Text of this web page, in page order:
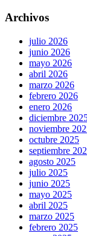
Archivos
julio 2026
junio 2026
mayo 2026
abril 2026
marzo 2026
febrero 2026
enero 2026
diciembre
noviembre
octubre 2025
septiembre
agosto 2025
julio 2025
junio 2025
mayo 2025
abril 2025
marzo 2025
febrero 2025